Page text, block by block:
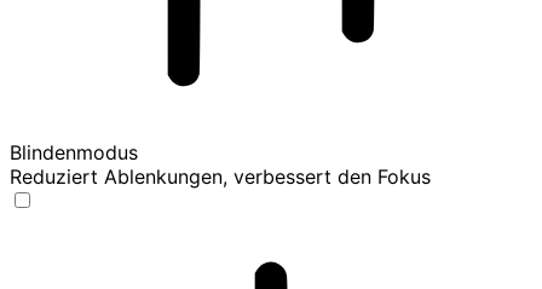
Blindenmodus
Reduziert Ablenkungen, verbessert den Fokus